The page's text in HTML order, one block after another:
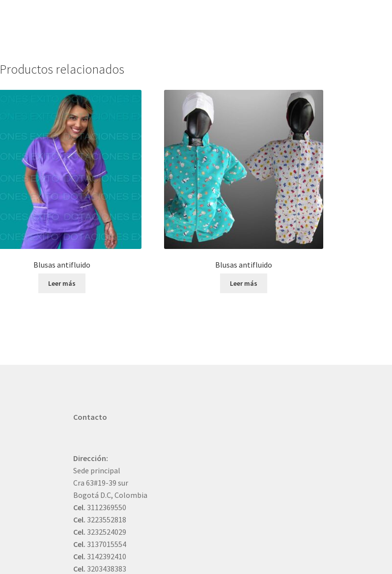
Productos relacionados
Blusas antifluido
Leer más
Blusas antifluido
Leer más
Contacto
Dirección:
Sede principal
Cra 63#19-39 sur
Bogotá D.C, Colombia
Cel. 3112369550
Cel. 3223552818
Cel. 3232524029
Cel. 3137015554
Cel. 3142392410
Cel. 3203438383